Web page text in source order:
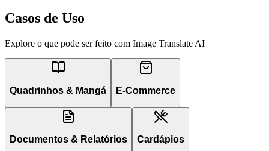
Casos de Uso
Explore o que pode ser feito com Image Translate AI
Quadrinhos & Mangá E-Commerce
Documentos & Relatórios Cardápios